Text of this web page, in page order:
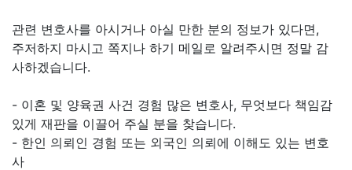
관련 변호사를 아시거나 아실 만한 분의 정보가 있다면,
주저하지 마시고 쪽지나 하기 메일로 알려주시면 정말 감
사하겠습니다.
- 이혼 및 양육권 사건 경험 많은 변호사, 무엇보다 책임감
있게 재판을 이끌어 주실 분을 찾습니다.
- 한인 의뢰인 경험 또는 외국인 의뢰에 이해도 있는 변호
사